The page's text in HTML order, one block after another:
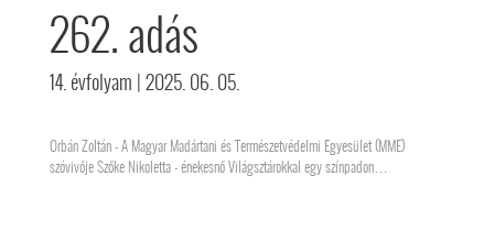
262. adás
14. évfolyam | 2025. 06. 05.
Orbán Zoltán - A Magyar Madártani és Természetvédelmi Egyesület (MME)
szóvivője Szőke Nikoletta - énekesnő Világsztárokkal egy színpadon…